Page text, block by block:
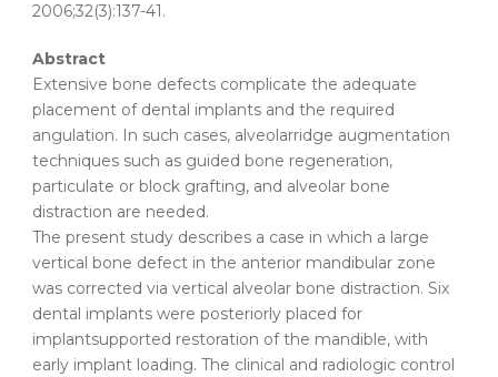
2006;32(3):137-41.
Abstract
Extensive bone defects complicate the adequate
placement of dental implants and the required
angulation. In such cases, alveolarridge augmentation
techniques such as guided bone regeneration,
particulate or block grafting, and alveolar bone
distraction are needed.
The present study describes a case in which a large
vertical bone defect in the anterior mandibular zone
was corrected via vertical alveolar bone distraction. Six
dental implants were posteriorly placed for
implantsupported restoration of the mandible, with
early implant loading. The clinical and radiologic control